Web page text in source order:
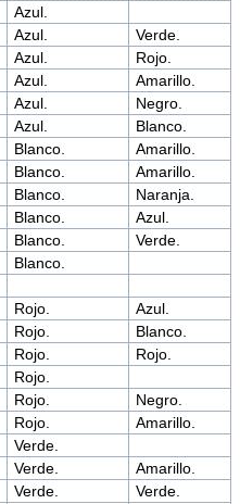
Azul.
Azul.
Verde.
Azul.
Rojo.
Azul.
Amarillo.
Azul.
Negro.
Azul.
Blanco.
Blanco.
Amarillo.
Blanco.
Amarillo.
Blanco.
Naranja.
Blanco.
Azul.
Blanco.
Verde.
Blanco.
Rojo.
Azul.
Rojo.
Blanco.
Rojo.
Rojo.
Rojo.
Rojo.
Negro.
Rojo.
Amarillo.
Verde.
Verde.
Amarillo.
Verde.
Verde.